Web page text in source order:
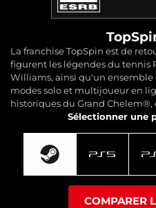
La franchise TopSpin est de
figurent les légendes du tennis
Williams, ainsi qu'un ensemble
modes solo et multijoueur en
historiques du Grand Chelem®,
Sélectionner une
COMPARER